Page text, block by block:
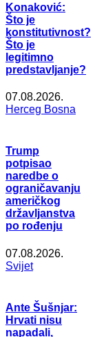
Konaković:
Što je
konstitutivnost?
Što je
legitimno
predstavljanje?
07.08.2026.
Herceg Bosna
Trump
potpisao
naredbe o
ograničavanju
američkog
državljanstva
po rođenju
07.08.2026.
Svijet
Ante Šušnjar:
Hrvati nisu
napadali,